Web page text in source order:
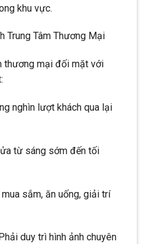
khu vực.
Trung Tâm Thương Mại
thương mại đối mặt với
nghìn lượt khách qua lại
từ sáng sớm đến tối
sắm, ăn uống, giải trí
duy trì hình ảnh chuyên